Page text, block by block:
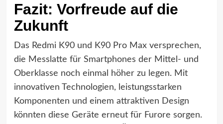
Fazit: Vorfreude auf die
Zukunft
Das Redmi K90 und K90 Pro Max versprechen,
die Messlatte für Smartphones der Mittel- und
Oberklasse noch einmal höher zu legen. Mit
innovativen Technologien, leistungsstarken
Komponenten und einem attraktiven Design
könnten diese Geräte erneut für Furore sorgen.